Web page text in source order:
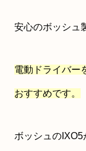
安心のボッシュ
電動ドライバー
おすすめです。
ボッシュの